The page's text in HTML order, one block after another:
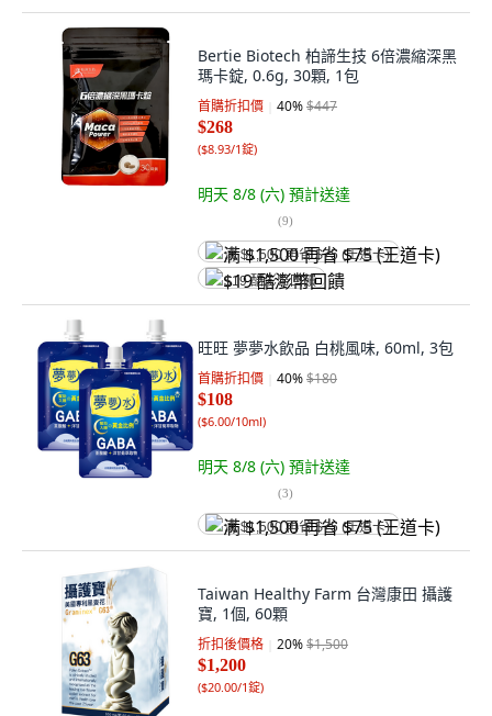
Bertie Biotech 柏諦生技 6倍濃縮深黑
瑪卡錠, 0.6g, 30顆, 1包
首購折扣價 40%$447
$268
($8.93/1錠)
明天 8/8 (六) 預計送達
(9)
满 $1,500 再省 $75 (王道卡)
$19 酷澎幣回饋
旺旺 夢夢水飲品 白桃風味, 60ml, 3包
首購折扣價 40%$180
$108
($6.00/10ml)
明天 8/8 (六) 預計送達
(3)
满 $1,500 再省 $75 (王道卡)
Taiwan Healthy Farm 台灣康田 攝護
寶, 1個, 60顆
折扣後價格 20%$1,500
$1,200
($20.00/1錠)